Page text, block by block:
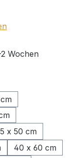
Wochen
x 50 cm
40 x 60 cm